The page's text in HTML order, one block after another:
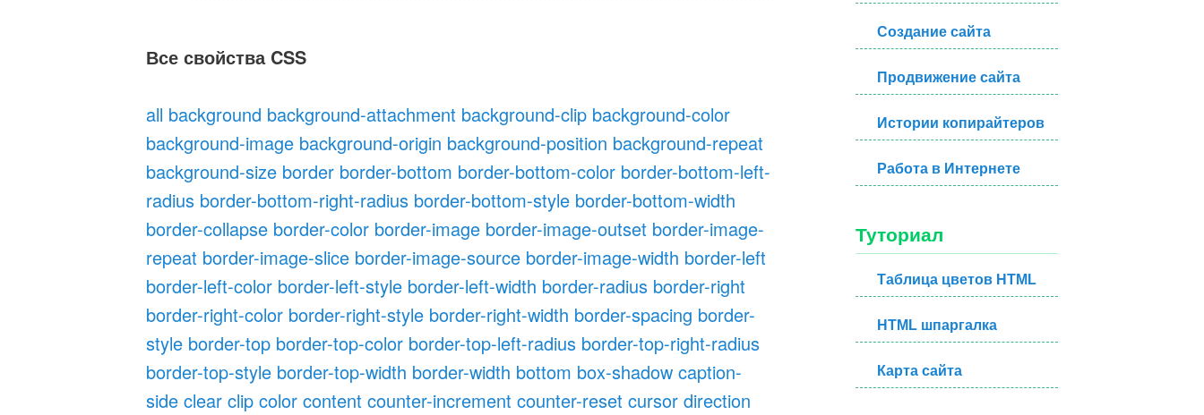
Все свойства CSS
all background background-attachment background-clip background-color
background-image background-origin background-position background-repeat
background-size border border-bottom border-bottom-color border-bottom-left-
radius border-bottom-right-radius border-bottom-style border-bottom-width
border-collapse border-color border-image border-image-outset border-image-
repeat border-image-slice border-image-source border-image-width border-left
border-left-color border-left-style border-left-width border-radius border-right
border-right-color border-right-style border-right-width border-spacing border-
style border-top border-top-color border-top-left-radius border-top-right-radius
border-top-style border-top-width border-width bottom box-shadow caption-
side clear clip color content counter-increment counter-reset cursor direction
Создание сайта
Продвижение сайта
Истории копирайтеров
Работа в Интернете
Туториал
Таблица цветов HTML
HTML шпаргалка
Карта сайта